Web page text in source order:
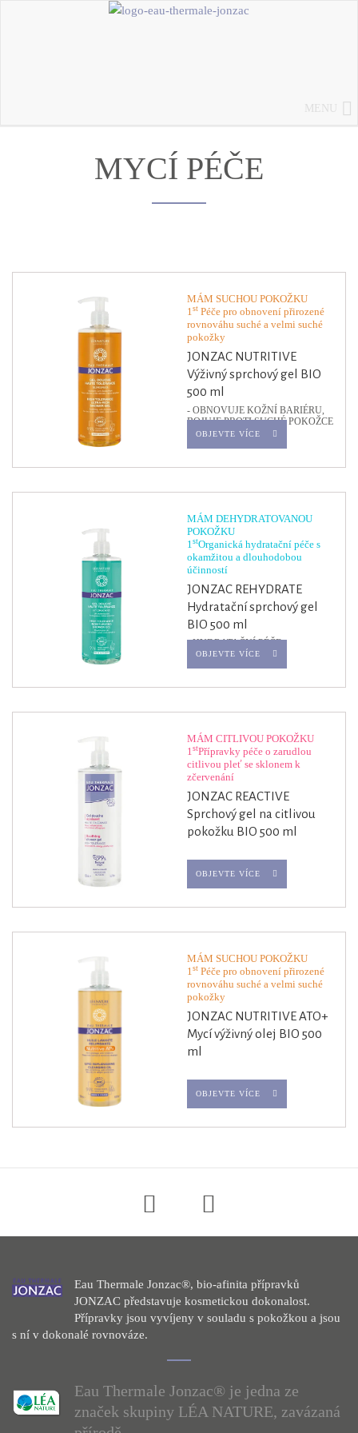
MENU
MYCÍ PÉČE
MÁM SUCHOU POKOŽKU
1st Péče pro obnovení přirozené
rovnováhu suché a velmi suché
pokožky
JONZAC NUTRITIVE
Výživný sprchový gel BIO
500 ml
- OBNOVUJE KOŽNÍ BARIÉRU,
BOJUJE PROTI SUCHÉ POKOŽCE
OBJEVTE VÍCE
MÁM DEHYDRATOVANOU
POKOŽKU
1stOrganická hydratační péče s
okamžitou a dlouhodobou
účinností
JONZAC REHYDRATE
Hydratační sprchový gel
BIO 500 ml
- HYDRATAČNÍ PÉČE -
OBJEVTE VÍCE
MÁM CITLIVOU POKOŽKU
1stPřípravky péče o zarudlou
citlivou pleť se sklonem k
zčervenání
JONZAC REACTIVE
Sprchový gel na citlivou
pokožku BIO 500 ml
OBJEVTE VÍCE
MÁM SUCHOU POKOŽKU
1st Péče pro obnovení přirozené
rovnováhu suché a velmi suché
pokožky
JONZAC NUTRITIVE ATO+
Mycí výživný olej BIO 500
ml
OBJEVTE VÍCE
Eau Thermale Jonzac®, bio-afinita přípravků
JONZAC představuje kosmetickou dokonalost.
Přípravky jsou vyvíjeny v souladu s pokožkou a jsou
s ní v dokonalé rovnováze.
Eau Thermale Jonzac® je jedna ze
značek skupiny LÉA NATURE, zavázaná